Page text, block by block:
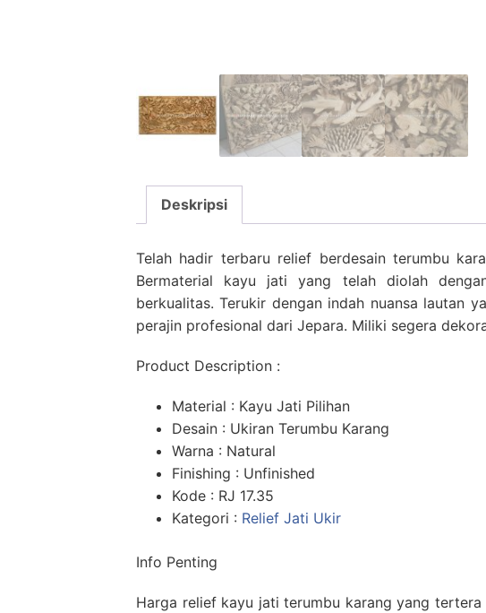
Deskripsi
Telah hadir terbaru relief berdesain terumbu
Bermaterial kayu jati yang telah diolah
berkualitas. Terukir dengan indah nuansa lautan
perajin profesional dari Jepara. Miliki segera
Product Description :
Material : Kayu Jati Pilihan
Desain : Ukiran Terumbu Karang
Warna : Natural
Finishing : Unfinished
Kode : RJ 17.35
Kategori : Relief Jati Ukir
Info Penting
Harga relief kayu jati terumbu karang yang